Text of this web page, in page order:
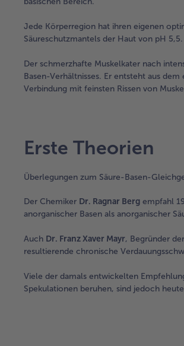
Jede Körperregion hat ihren eigenen
Säureschutzmantels der Haut von pH 5,5.
Der schmerzhafte Muskelkater nach
Basen-Verhältnisses. Er entsteht aus
Verbindung mit feinsten Rissen von
Erste Theorien
Überlegungen zum Säure-Basen-
Der Chemiker Dr. Ragnar Berg empfahl
anorganischer Basen als anorganischer
Auch Dr. Franz Xaver Mayr, Begründer
resultierende chronische
Viele der damals entwickelten
Spekulationen beruhen, sind jedoch